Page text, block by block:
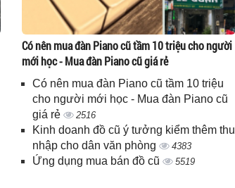
Có nên mua đàn Piano cũ tầm 10 triệu cho người
mới học - Mua đàn Piano cũ giá rẻ
Có nên mua đàn Piano cũ tầm 10 triệu
cho người mới học - Mua đàn Piano cũ
giá rẻ
2516
Kinh doanh đồ cũ ý tưởng kiểm thêm thu
nhập cho dân văn phòng
4383
Ứng dụng mua bán đồ cũ 5519